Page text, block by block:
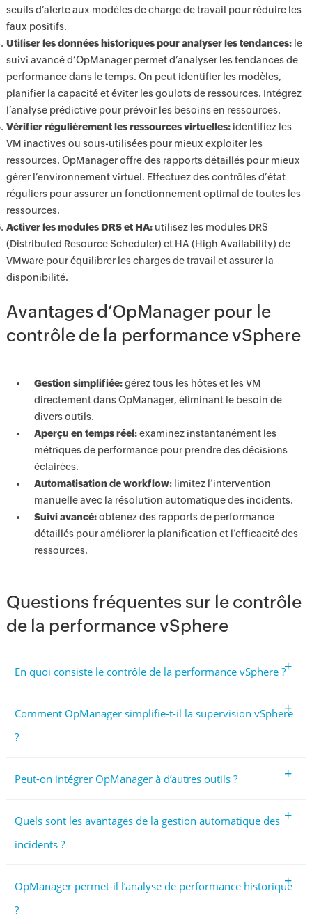
seuils d’alerte aux modèles de charge de travail pour réduire les
faux positifs.
Utiliser les données historiques pour analyser les tendances:le
suivi avancé d’OpManager permet d’analyser les tendances de
performance dans le temps. On peut identifier les modèles,
planifier la capacité et éviter les goulots de ressources. Intégrez
l’analyse prédictive pour prévoir les besoins en ressources.
Vérifier régulièrement les ressources virtuelles:identifiez les
VM inactives ou sous-utilisées pour mieux exploiter les
ressources. OpManager offre des rapports détaillés pour mieux
gérer l’environnement virtuel. Effectuez des contrôles d’état
réguliers pour assurer un fonctionnement optimal de toutes les
ressources.
Activer les modules DRS et HA:utilisez les modules DRS
(Distributed Resource Scheduler) et HA (High Availability) de
VMware pour équilibrer les charges de travail et assurer la
disponibilité.
Avantages d’OpManager pour le
contrôle de la performance vSphere
Gestion simplifiée:gérez tous les hôtes et les VM
directement dans OpManager, éliminant le besoin de
divers outils.
Aperçu en temps réel:examinez instantanément les
métriques de performance pour prendre des décisions
éclairées.
Automatisation de workflow:limitez l’intervention
manuelle avec la résolution automatique des incidents.
Suivi avancé:obtenez des rapports de performance
détaillés pour améliorer la planification et l’efficacité des
ressources.
Questions fréquentes sur le contrôle
de la performance vSphere
En quoi consiste le contrôle de la performance vSphere ?+
Comment OpManager simplifie-t-il la supervision vSphere
?
+
Peut-on intégrer OpManager à d’autres outils ? +
Quels sont les avantages de la gestion automatique des
incidents ?
+
OpManager permet-il l’analyse de performance historique
?
+